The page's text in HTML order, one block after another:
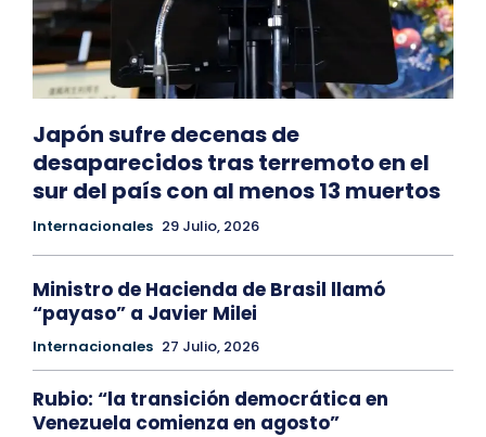
Japón sufre decenas de
desaparecidos tras terremoto en el
sur del país con al menos 13 muertos
Internacionales 29 Julio, 2026
Ministro de Hacienda de Brasil llamó
“payaso” a Javier Milei
Internacionales 27 Julio, 2026
Rubio: “la transición democrática en
Venezuela comienza en agosto”